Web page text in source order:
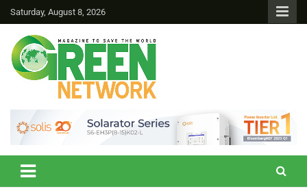
Saturday, August 8, 2026
Green Network